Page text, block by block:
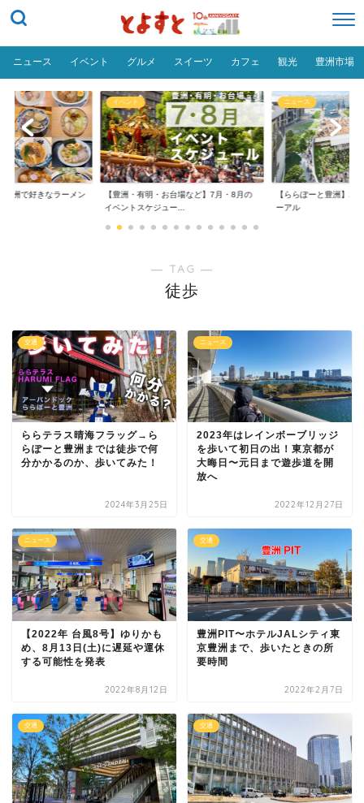
ニュース イベント グルメ スイーツ カフェ 観光 豊洲市場
豊洲で好きなラーメン
イベント
【豊洲・有明・お台場など】7月・8月の
イベントスケジュー...
ニュース
【ららぽーと豊洲】
ーアル
― TAG ―
徒歩
交通
ららテラス晴海フラッグ→ら
らぽーと豊洲までは徒歩で何
分かかるのか、歩いてみた！
2024年3月25日
ニュース
2023年はレインボーブリッジ
を歩いて初日の出！東京都が
大晦日〜元日まで遊歩道を開
放へ
2022年12月27日
ニュース
【2022年 台風8号】ゆりかも
め、8月13日(土)に遅延や運休
する可能性を発表
2022年8月12日
交通
豊洲PIT〜ホテルJALシティ東
京豊洲まで、歩いたときの所
要時間
2022年2月7日
交通 交通